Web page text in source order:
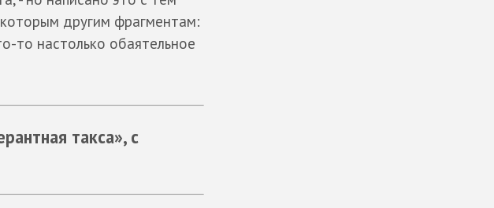
другим фрагментам:
то настолько обаятельное
такса», с